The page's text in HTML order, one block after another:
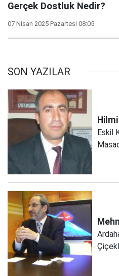
Gerçek Dostluk Nedir?
07 Nisan 2025 Pazartesi 08:05
SON YAZILAR
Hilmi
Eskil